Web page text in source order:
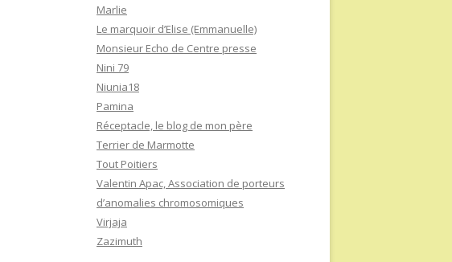
Marlie
Le marquoir d’Elise (Emmanuelle)
Monsieur Echo de Centre presse
Nini 79
Niunia18
Pamina
Réceptacle, le blog de mon père
Terrier de Marmotte
Tout Poitiers
Valentin Apac, Association de porteurs
d’anomalies chromosomiques
Virjaja
Zazimuth